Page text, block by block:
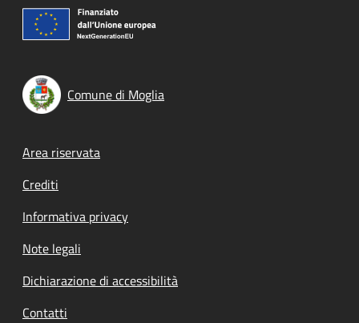
Comune di Moglia
Footer menu
Area riservata
Crediti
Informativa privacy
Note legali
Dichiarazione di accessibilità
Contatti